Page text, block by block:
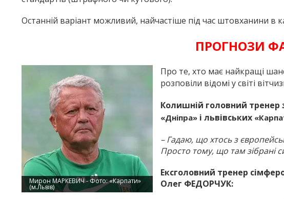
Останній варіант можливий, найчастіше під час штовханини
ПРОГНОЗИ
Мирон МАРКЕВИЧ - Фото: «Карпати»
(м.Львів)
Про те, хто має найкращі
розповіли відомі у світі
Колишній головний тренер
«Дніпра» і львівських
– Гадаю, що хтось з
Просто тому, що там зібрані
Ексголовний тренер
Олег ФЕДОРЧУК: